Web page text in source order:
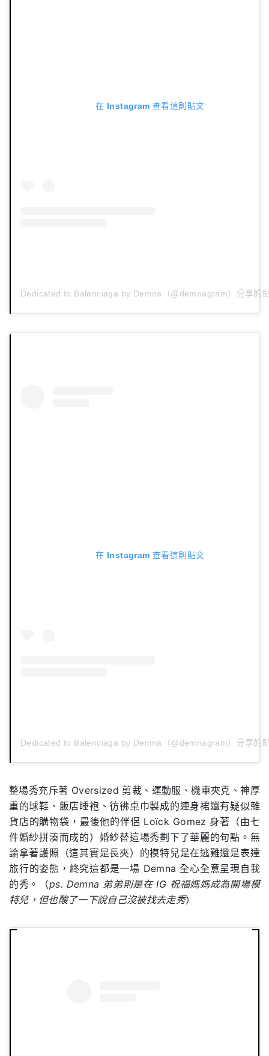
在 Instagram 查看這則貼文
Dedicated to Balenciaga by Demna（@demnagram）分享的
在 Instagram 查看這則貼文
Dedicated to Balenciaga by Demna（@demnagram）分享的
整場秀充斥著 Oversized 剪裁、運動服、機車夾克、神厚
重的球鞋、飯店睡袍、彷彿桌巾製成的連身裙還有疑似雜
貨店的購物袋，最後他的伴侶 Loïck Gomez 身著（由七
件婚紗拼湊而成的）婚紗替這場秀劃下了華麗的句點。無
論拿著護照（這其實是長夾）的模特兒是在逃難還是表達
旅行的姿態，終究這都是一場 Demna 全心全意呈現自我
的秀。（ps. Demna 弟弟則是在 IG 祝福媽媽成為開場模
特兒，但也酸了一下說自己沒被找去走秀）